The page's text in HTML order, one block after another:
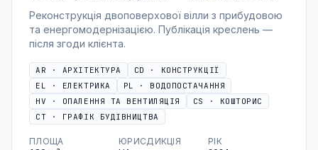
Реконструкція двоповерхової вілли з прибудовою
та енергомодернізацією. Публікація креслень —
після згоди клієнта.
AR · АРХІТЕКТУРА CD ·
КОНСТРУКЦІЇ
EL
· ЕЛЕКТРИКА PL · ВОДОПОСТАЧАННЯ
HV · ОПАЛЕННЯ ТА ВЕНТИЛЯЦІЯ CS · КОШТОРИС
CT · ГРАФІК БУДІВНИЦТВА
ПЛОЩА
ЮРИСДИКЦІЯ
РІК